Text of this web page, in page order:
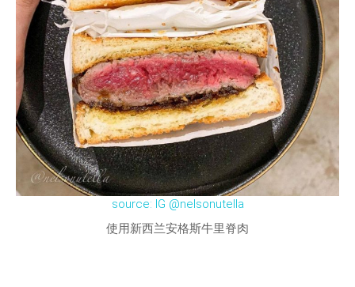
source: IG @nelsonutella
使用新西兰安格斯牛里脊肉